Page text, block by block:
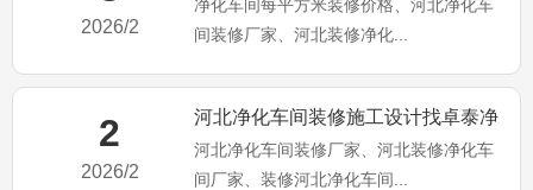
2026/2
车间装修施工厂家为你分享
净化车间每平方米装修价格、河北净化车
间装修厂家、河北装修净化...
2
2026/2
河北净化车间装修施工设计找卓泰净
化工程公司（卓泰净化简介）
河北净化车间装修厂家、河北装修净化车
间厂家、装修河北净化车间...